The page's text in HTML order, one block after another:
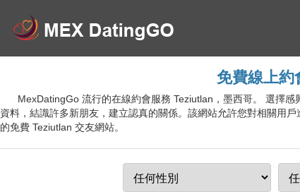
免費線上約
MexDatingGo 流行的在線約會服務 Teziutlan，墨西哥。 選擇
資料，結識許多新朋友，建立認真的關係。該網站允許您對相關用
的免費 Teziutlan 交友網站。